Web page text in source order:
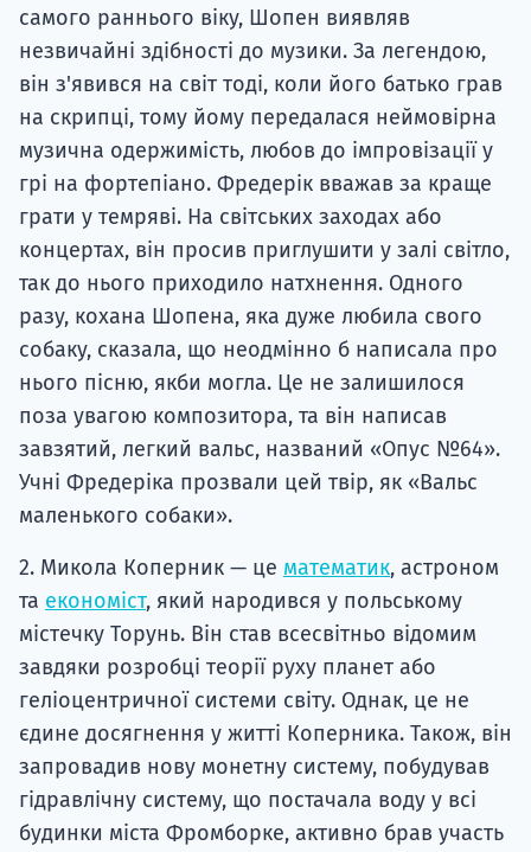
самого раннього віку, Шопен виявляв
незвичайні здібності до музики. За легендою,
він з'явився на світ тоді, коли його батько грав
на скрипці, тому йому передалася неймовірна
музична одержимість, любов до імпровізації у
грі на фортепіано. Фредерік вважав за краще
грати у темряві. На світських заходах або
концертах, він просив приглушити у залі світло,
так до нього приходило натхнення. Одного
разу, кохана Шопена, яка дуже любила свого
собаку, сказала, що неодмінно б написала про
нього пісню, якби могла. Це не залишилося
поза увагою композитора, та він написав
завзятий, легкий вальс, названий «Опус №64».
Учні Фредеріка прозвали цей твір, як «Вальс
маленького собаки».
2. Микола Коперник — це математик, астроном
та економіст, який народився у польському
містечку Торунь. Він став всесвітньо відомим
завдяки розробці теорії руху планет або
геліоцентричної системи світу. Однак, це не
єдине досягнення у житті Коперника. Також, він
запровадив нову монетну систему, побудував
гідравлічну систему, що постачала воду у всі
будинки міста Фромборке, активно брав участь